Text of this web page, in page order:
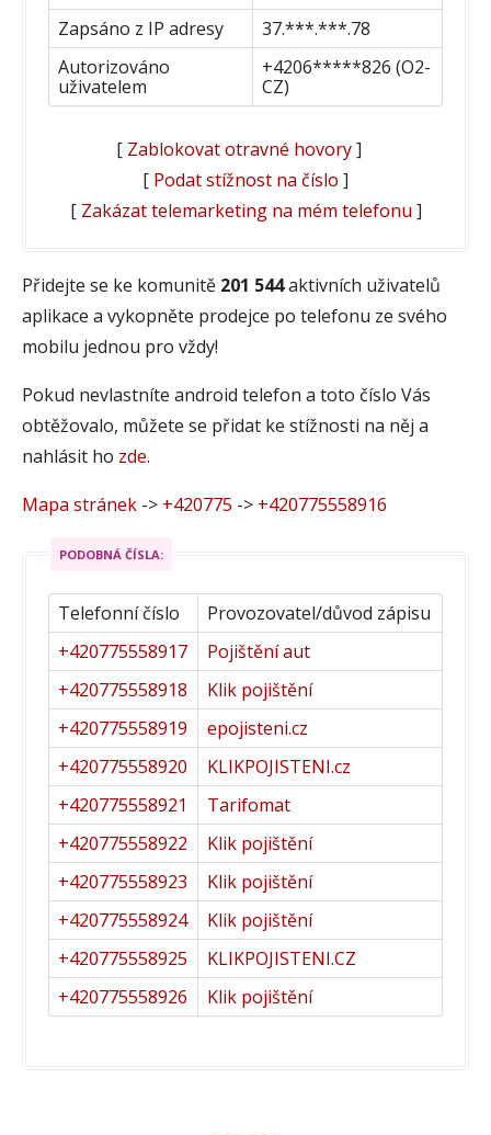
Zapsáno z IP adresy
37.***.***.78
Autorizováno
uživatelem
+4206*****826 (O2-
CZ)
[ Zablokovat otravné hovory]
[ Podat stížnost na číslo ]
[ Zakázat telemarketing na mém telefonu ]
Přidejte se ke komunitě 201 544aktivních uživatelů
aplikace a vykopněte prodejce po telefonu ze svého
mobilu jednou pro vždy!
Pokud nevlastníte android telefon a toto číslo Vás
obtěžovalo, můžete se přidat ke stížnosti na něj a
nahlásit ho zde.
Mapa stránek -> +420775 -> +420775558916
PODOBNÁ ČÍSLA:
Telefonní číslo
Provozovatel/důvod zápisu
+420775558917
Pojištění aut
+420775558918
Klik pojištění
+420775558919
epojisteni.cz
+420775558920
KLIKPOJISTENI.cz
+420775558921
Tarifomat
+420775558922
Klik pojištění
+420775558923
Klik pojištění
+420775558924
Klik pojištění
+420775558925
KLIKPOJISTENI.CZ
+420775558926
Klik pojištění